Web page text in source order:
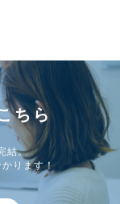
ちら
結。
かります！